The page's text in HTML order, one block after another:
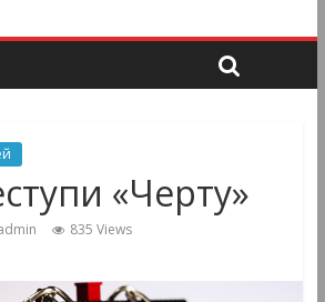
«Черту»
835 Views